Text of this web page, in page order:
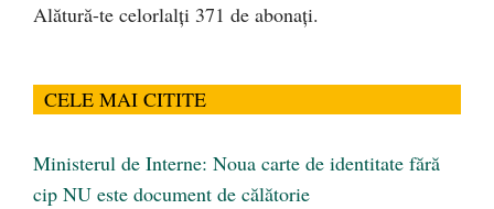
Alătură-te celorlalți 371 de abonați.
CELE MAI CITITE
Ministerul de Interne: Noua carte de identitate fără
cip NU este document de călătorie